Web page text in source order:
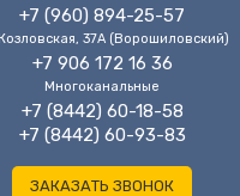
+7 (960) 894-25-57
37А (Ворошиловский)
+7 906 172 16 36
Многоканальные
+7 (8442) 60-18-58
+7 (8442) 60-93-83
ЗАКАЗАТЬ ЗВОНОК